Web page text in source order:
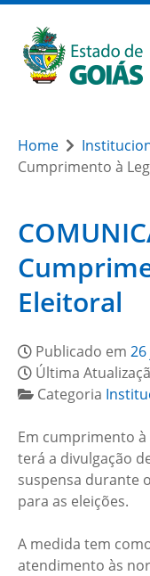
Home
Cumprimento à
Eleitoral
Publicado em
Última
Categoria
Em cumprimento
terá a divulgação
suspensa durante
para as eleições.
A medida tem
atendimento às